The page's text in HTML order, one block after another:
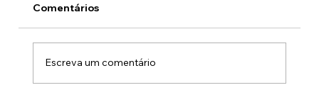
Comentários
Escreva um comentário